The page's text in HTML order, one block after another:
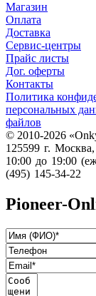
Магазин
Оплата
Доставка
Сервис-центры
Прайс листы
Дог. оферты
Контакты
Политика
персональных
файлов
© 2010-2026
125599 г.
10:00 до 19:00
(495) 145-34-22
Pioneer-